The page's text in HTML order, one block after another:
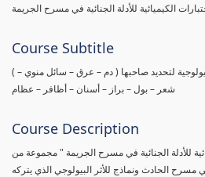
الكيميائية للأدلة الجنائية في مسرح الجريمة
Course Subtitle
( إجراء الإختبارات علي العينة البيولوجية لتحديد صاحبها ( دم – عرق – سائل منوي –
شعر – بول – براز – أسنان – أظافر – عظام
Course Description
للأدلة الجنائية في مسرح الجريمة " مجموعة من
مسرح الحادث ونماذج للأثر البيولوجي الذي يتركه